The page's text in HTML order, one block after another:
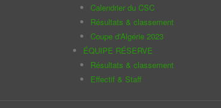
Calendrier du CSC
Résultats & classement
Coupe d'Algérie 2023
ÉQUIPE RÉSERVE
Résultats & classement
Effectif & Staff